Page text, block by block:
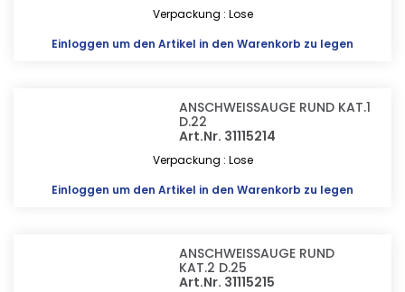
Verpackung : Lose
Einloggen um den Artikel in den Warenkorb zu legen
ANSCHWEISSAUGE RUND KAT.1
D.22
Art.Nr. 31115214
Verpackung : Lose
Einloggen um den Artikel in den Warenkorb zu legen
ANSCHWEISSAUGE RUND
KAT.2 D.25
Art.Nr. 31115215